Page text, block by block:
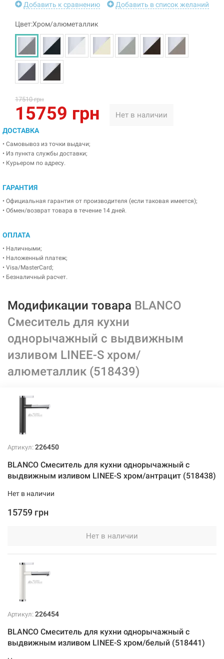
Добавить к сравнению
Добавить в список желаний
Цвет:Хром/алюметаллик
17510 грн
15759 грн Нет в наличии
ДОСТАВКА
• Самовывоз из точки выдачи;
• Из пункта службы доставки;
• Курьером по адресу.
ГАРАНТИЯ
• Официальная гарантия от производителя (если таковая имеется);
• Обмен/возврат товара в течение 14 дней.
ОПЛАТА
• Наличными;
• Наложенный платеж;
• Visa/MasterCard;
• Безналичный расчет.
Модификации товара BLANCO
Смеситель для кухни
однорычажный с выдвижным
изливом LINEE-S хром/
алюметаллик (518439)
Артикул: 226450
BLANCO Смеситель для кухни однорычажный с
выдвижным изливом LINEE-S хром/антрацит (518438)
Нет в наличии
15759 грн
Нет в наличии
Артикул: 226454
BLANCO Смеситель для кухни однорычажный с
выдвижным изливом LINEE-S хром/белый (518441)